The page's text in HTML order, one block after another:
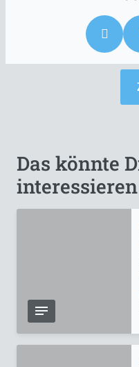
Das könnte
interessieren